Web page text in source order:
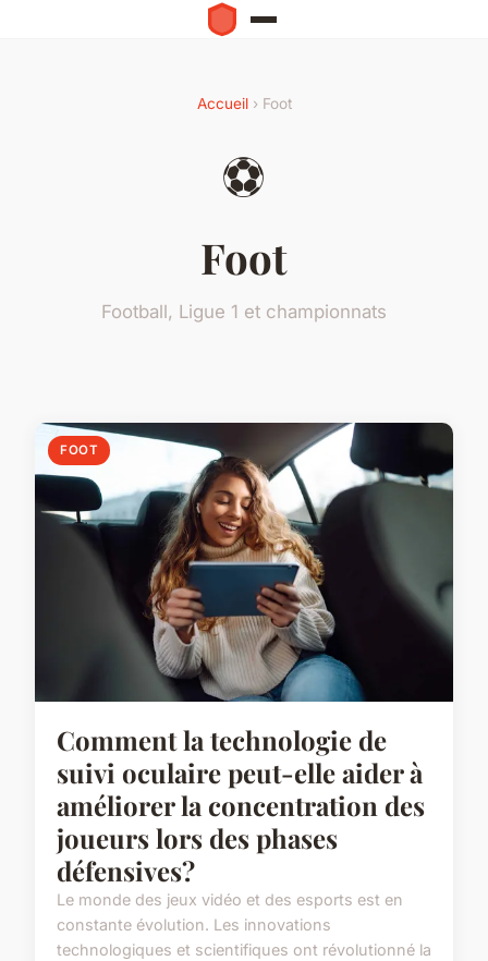
Accueil› Foot
⚽
Foot
Football, Ligue 1 et championnats
FOOT
Comment la technologie de
suivi oculaire peut-elle aider à
améliorer la concentration des
joueurs lors des phases
défensives?
Le monde des jeux vidéo et des esports est en
constante évolution. Les innovations
technologiques et scientifiques ont révolutionné la